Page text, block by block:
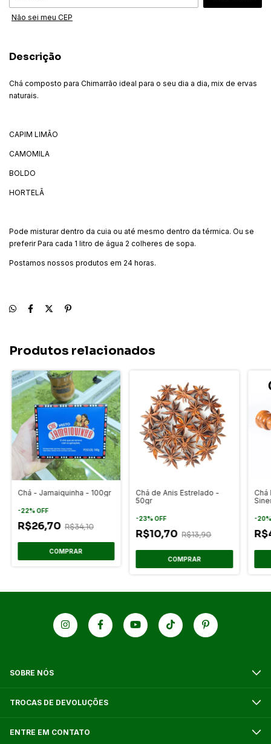
Não sei meu CEP
Descrição
Chá composto para Chimarrão ideal para o seu dia a dia, mix de ervas
naturais.
CAPIM LIMÃO
CAMOMILA
BOLDO
HORTELÃ
Pode misturar dentro da cuia ou até mesmo dentro da térmica. Ou se
preferir Para cada 1 litro de água 2 colheres de sopa.
Postamos nossos produtos em 24 horas.
Produtos relacionados
Chá - Jamaiquinha - 100gr
-22%OFF
R$26,70 R$34,10
Chá de Anis Estrelado -
50gr
-23%OFF
R$10,70 R$13,90
Chá
-20
SOBRE NÓS
TROCAS DE DEVOLUÇÕES
ENTRE EM CONTATO